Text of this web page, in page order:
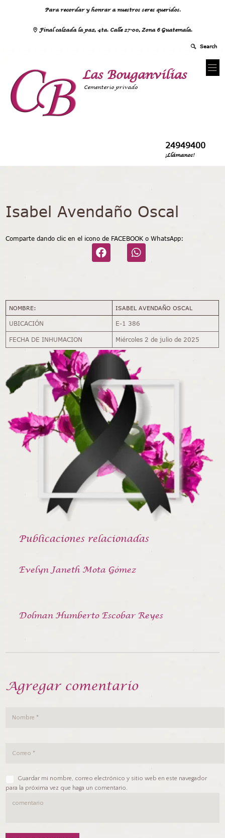
Para recordar y honrar a nuestros seres queridos.
Final calzada la paz, 4ta. Calle 27-00, Zona 6 Guatemala.
Las Bouganvilias
Cementerio privado
24949400
¡Llámanos!
Isabel Avendaño Oscal
Comparte dando clic en el icono de FACEBOOK o WhatsApp:
NOMBRE: ISABEL AVENDAÑO OSCAL
UBICACIÓN E-1 386
FECHA DE INHUMACION Miércoles 2 de julio de 2025
Publicaciones relacionadas
Evelyn Janeth Mota Gómez
Dolman Humberto Escobar Reyes
Agregar comentario
Guardar mi nombre, correo electrónico y sitio web en este navegador
para la próxima vez que haga un comentario.